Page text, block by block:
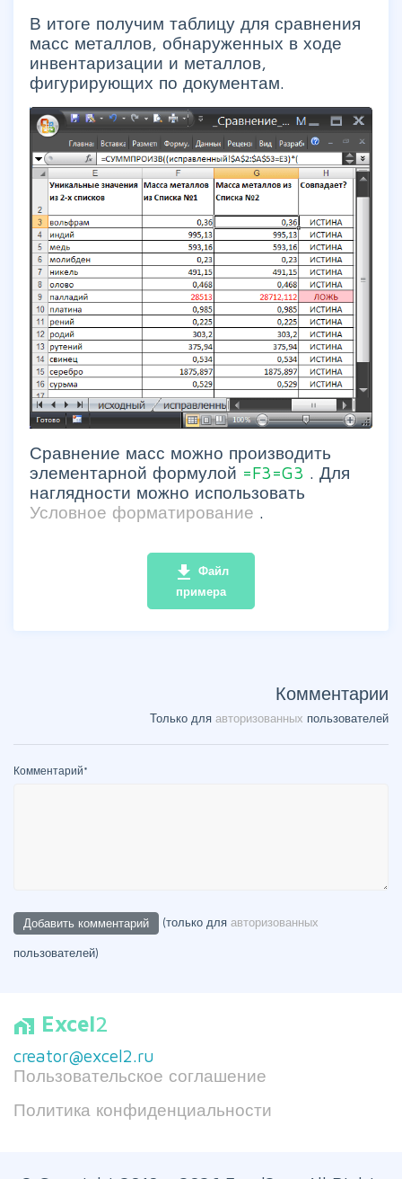
В итоге получим таблицу для сравнения
масс металлов, обнаруженных в ходе
инвентаризации и металлов,
фигурирующих по документам.
Сравнение масс можно производить
элементарной формулой =F3=G3 . Для
наглядности можно использовать
Условное форматирование .
file_download Файл
примера
Комментарии
Только для авторизованных пользователей
Комментарий*
(только для авторизованных
пользователей)
home_work Excel2
creator@excel2.ru
Пользовательское соглашение
Политика конфиденциальности